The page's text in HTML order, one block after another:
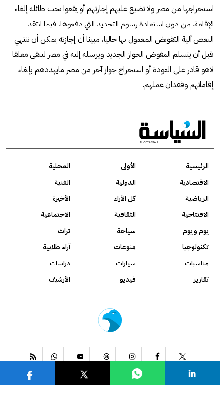
استخراجها من مصر ولا تضيع عليهم إجازتهم أو يقعوا تحت طائلة إلغاء
الإقامة، من دون استعادة رسوم التجديد التي دفعوها، فيما انتقد
البعض آلية التفويض المعمول بها حاليا، مبينا أن إجازته يمكن أن تنتهي
قبل أن يتسلم المفوض الجواز الجديد ويرسله إليه في مصر ليبقى معلقا
لاهو قادر على العودة أو استخراج جواز آخر من مصر مايهددهم بإلغاء
إقاماتهم وفقدان عملهم.
الرئيسية الأولى
المحلية
الاقتصادية
الدولية
الفنية
الرياضية
كل الآراء
الأخيرة
الافتتاحية
الثقافية
الاجتماعية
يوم و يوم
سياحة
تراث
تكنولوجيا
منوعات
آراء طلابية
مناسبات
سيارات
دراسات
تقارير
فيديو الأرشيف